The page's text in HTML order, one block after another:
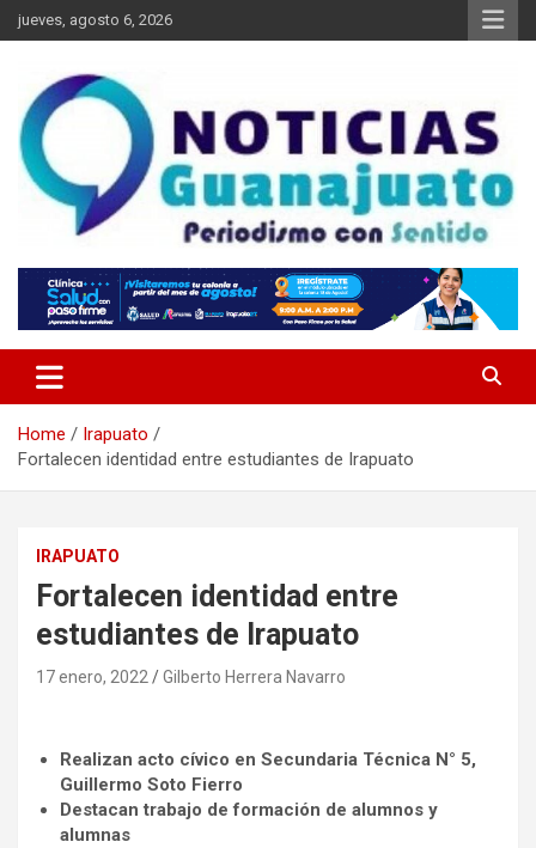
Skip
to
jueves, agosto 6, 2026
Noticias Guanajuato
Home
Irapuato
Fortalecen identidad entre estudiantes de Irapuato
IRAPUATO
Fortalecen identidad entre
estudiantes de Irapuato
17 enero, 2022 Gilberto Herrera Navarro
Realizan acto cívico en Secundaria Técnica N° 5,
Guillermo Soto Fierro
Destacan trabajo de formación de alumnos y
alumnas